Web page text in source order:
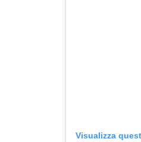
Visualizza